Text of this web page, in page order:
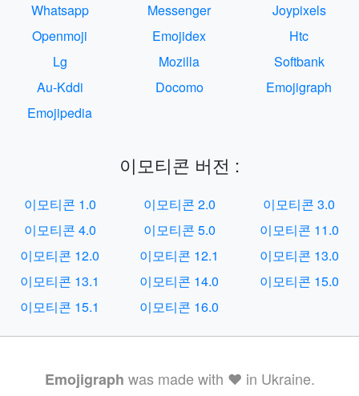
Whatsapp
Messenger
Joypixels
Openmoji
Emojidex
Htc
Lg
Mozilla
Softbank
Au-Kddi
Docomo
Emojigraph
Emojipedia
이모티콘 버전 :
이모티콘 1.0 이모티콘 2.0
이모티콘 3.0
이모티콘 4.0
이모티콘 5.0
이모티콘 11.0
이모티콘 12.0
이모티콘 12.1
이모티콘 13.0
이모티콘 13.1
이모티콘 14.0
이모티콘 15.0
이모티콘 15.1
이모티콘 16.0
Emojigraph was made with ❤️ in Ukraine.